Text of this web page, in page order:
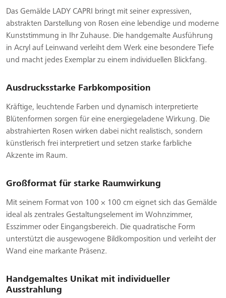
Das Gemälde LADY CAPRI bringt mit seiner expressiven,
abstrakten Darstellung von Rosen eine lebendige und moderne
Kunststimmung in Ihr Zuhause. Die handgemalte Ausführung
in Acryl auf Leinwand verleiht dem Werk eine besondere Tiefe
und macht jedes Exemplar zu einem individuellen Blickfang.
Ausdrucksstarke Farbkomposition
Kräftige, leuchtende Farben und dynamisch interpretierte
Blütenformen sorgen für eine energiegeladene Wirkung. Die
abstrahierten Rosen wirken dabei nicht realistisch, sondern
künstlerisch frei interpretiert und setzen starke farbliche
Akzente im Raum.
Großformat für starke Raumwirkung
Mit seinem Format von 100 × 100 cm eignet sich das Gemälde
ideal als zentrales Gestaltungselement im Wohnzimmer,
Esszimmer oder Eingangsbereich. Die quadratische Form
unterstützt die ausgewogene Bildkomposition und verleiht der
Wand eine markante Präsenz.
Handgemaltes Unikat mit individueller
Ausstrahlung